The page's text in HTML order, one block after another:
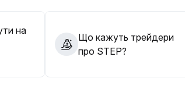
на
Що кажуть трейдери
про STEP?